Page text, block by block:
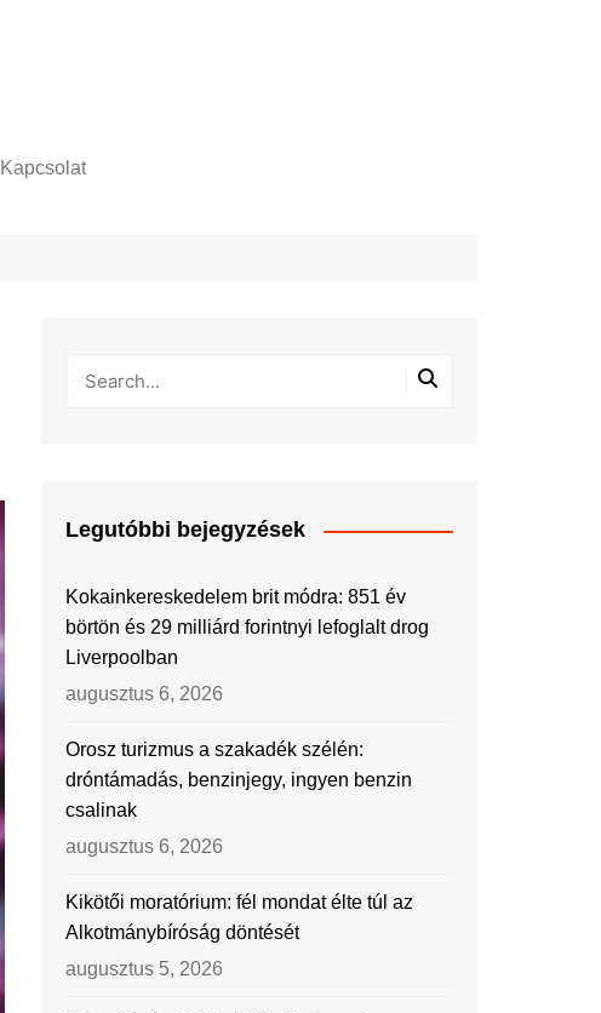
Kapcsolat
Legutóbbi bejegyzések
Kokainkereskedelem brit módra: 851 év
börtön és 29 milliárd forintnyi lefoglalt drog
Liverpoolban
augusztus 6, 2026
Orosz turizmus a szakadék szélén:
dróntámadás, benzinjegy, ingyen benzin
csalinak
augusztus 6, 2026
Kikötői moratórium: fél mondat élte túl az
Alkotmánybíróság döntését
augusztus 5, 2026